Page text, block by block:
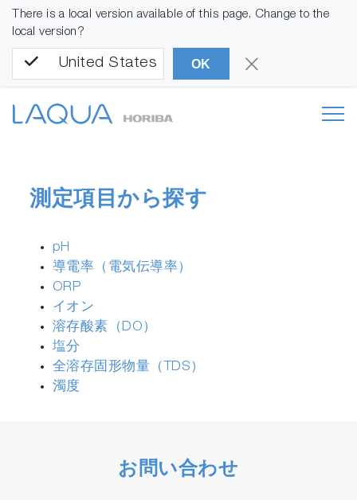
There is a local version available of this page. Change to the
local version?
United States OK
測定項目から探す
pH
導電率（電気伝導率）
ORP
イオン
溶存酸素（DO）
塩分
全溶存固形物量（TDS）
濁度
お問い合わせ